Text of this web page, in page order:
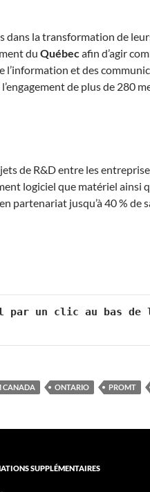
la transformation de
du Québecafin d’agir
et des
de plus de 280
de R&D entre les
logiciel que matériel ainsi
partenariat jusqu’à 40 % de
par un clic au bas
CANADA ONTARIO PROMT
SUPPLÉMENTAIRES